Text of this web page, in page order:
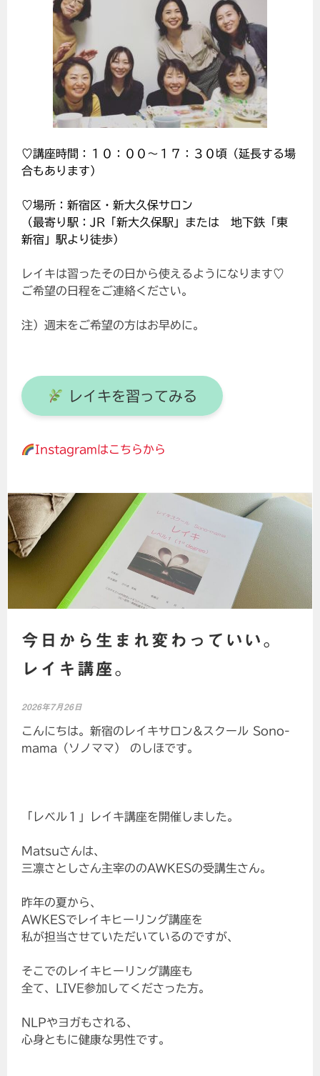
♡講座時間：１０：００～１７：３０頃（延長する場
合もあります）
♡場所：新宿区・新大久保サロン
（最寄り駅：JR「新大久保駅」または 地下鉄「東
新宿」駅より徒歩）
レイキは習ったその日から使えるようになります♡
ご希望の日程をご連絡ください。
注）週末をご希望の方はお早めに。
レイキを習ってみる
Instagramはこちらから
今日から生まれ変わっていい。
レイキ講座。
2026年7月26日
こんにちは。新宿のレイキサロン&スクール Sono-
mama（ソノママ） のしほです。
「レベル１」レイキ講座を開催しました。
Matsuさんは、
三凛さとしさん主宰ののAWKESの受講生さん。
昨年の夏から、
AWKESでレイキヒーリング講座を
私が担当させていただいているのですが、
そこでのレイキヒーリング講座も
全て、LIVE参加してくださった方。
NLPやヨガもされる、
心身ともに健康な男性です。